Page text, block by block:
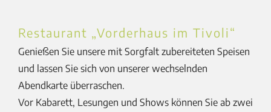
Restaurant „Vorderhaus im Tivoli“
Genießen Sie unsere mit Sorgfalt zubereiteten Speisen
und lassen Sie sich von unserer wechselnden
Abendkarte überraschen.
Vor Kabarett, Lesungen und Shows können Sie ab zwei